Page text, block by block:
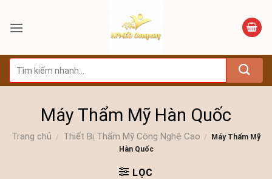
qua
dung
kiếm:
Máy Thẩm Mỹ Hàn Quốc
Trang chủ / Thiết Bị Thẩm Mỹ Công Nghệ Cao /
Máy Thẩm Mỹ
Hàn Quốc
LỌC